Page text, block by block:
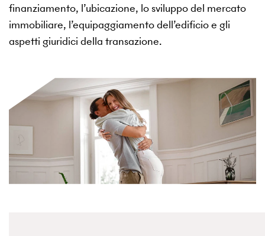
finanziamento, l’ubicazione, lo sviluppo del mercato
immobiliare, l’equipaggiamento dell’edificio e gli
aspetti giuridici della transazione.